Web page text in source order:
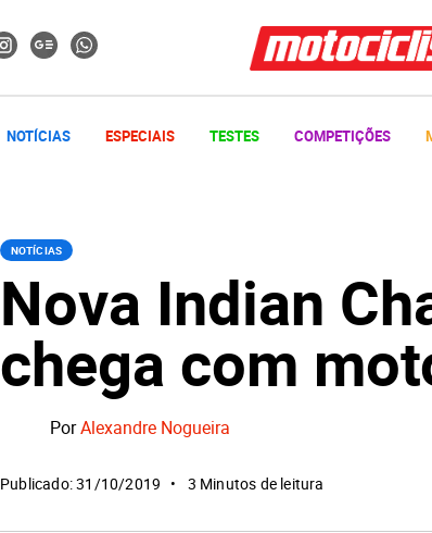
NOTÍCIAS ESPECIAIS TESTES COMPETIÇÕES
NOTÍCIAS
Nova Indian
chega com
PorAlexandre Nogueira
Publicado: 31/10/2019 3 Minutos de leitura